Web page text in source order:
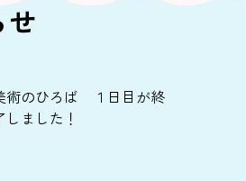
せ
術のひろば １日目が終
しました！